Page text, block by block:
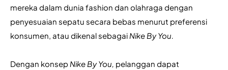
mereka dalam dunia fashion dan olahraga dengan
penyesuaian sepatu secara bebas menurut preferensi
konsumen, atau dikenal sebagai Nike By You.
Dengan konsep Nike By You, pelanggan dapat